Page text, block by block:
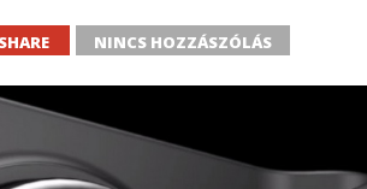
SHARE NINCS HOZZÁSZÓLÁS